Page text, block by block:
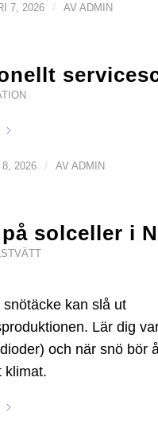
7, 2026 / AV ADMIN
2026 / AV ADMIN
solceller i
snötäcke kan slå ut
Lär dig
och när snö bör
klimat.